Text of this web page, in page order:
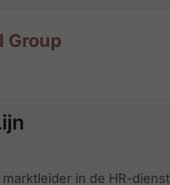
Group
in de HR-